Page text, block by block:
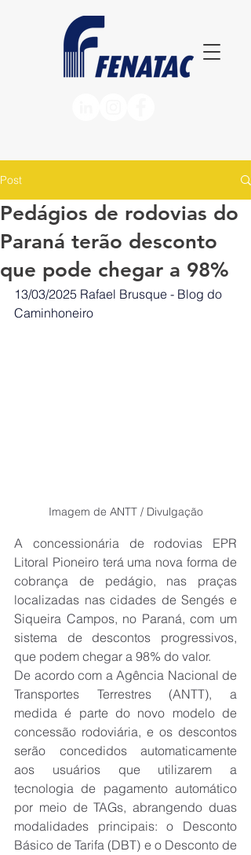
Post
Pedágios de rodovias do
Paraná terão desconto
que pode chegar a 98%
13/03/2025 Rafael Brusque - Blog do
Caminhoneiro
Imagem de ANTT / Divulgação
A concessionária de rodovias EPR
Litoral Pioneiro terá uma nova forma de
cobrança de pedágio, nas praças
localizadas nas cidades de Sengés e
Siqueira Campos, no Paraná, com um
sistema de descontos progressivos,
que podem chegar a 98% do valor.
De acordo com a Agência Nacional de
Transportes Terrestres (ANTT), a
medida é parte do novo modelo de
concessão rodoviária, e os descontos
serão concedidos automaticamente
aos usuários que utilizarem a
tecnologia de pagamento automático
por meio de TAGs, abrangendo duas
modalidades principais: o Desconto
Básico de Tarifa (DBT) e o Desconto de